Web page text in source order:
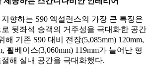
향하는 S90 엑설런스의 가장 큰 특징은
뒷좌석 승객의 거주성을 극대화한 공간
해 기존 S90 대비 전장(5,085mm) 120mm,
휠베이스(3,060mm) 119mm가 늘어난 형
해 실내 공간을 극대화했다.